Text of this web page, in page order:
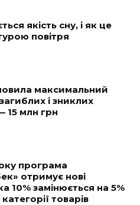
якість сну, і як це
повітря
максимальний
і зниклих
15 млн грн
програма
отримує нові
10% замінюється на 5%
товарів